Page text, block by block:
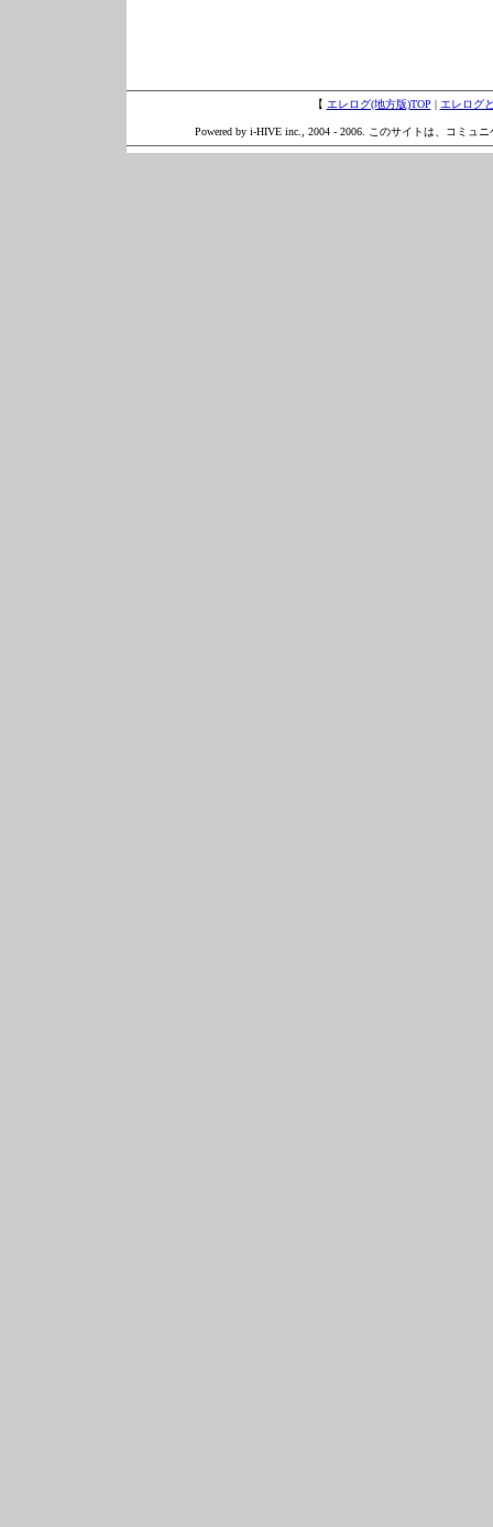
【 エレログ(地方版)TOP | エレログ
Powered by i-HIVE inc., 2004 - 2006. このサイトは、コミュ